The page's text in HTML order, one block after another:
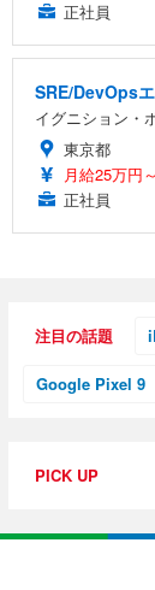
正社員
SRE/DevOps
イグニション・
東京都
月給25万円
正社員
注目の話題
Google Pixel 9
PICK UP